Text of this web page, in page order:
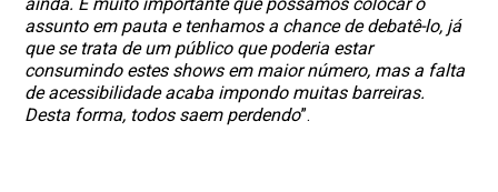
assunto em pauta e tenhamos a chance de debatê-lo, já
que se trata de um público que poderia estar
consumindo estes shows em maior número, mas a falta
de acessibilidade acaba impondo muitas barreiras.
Desta forma, todos saem perdendo”.